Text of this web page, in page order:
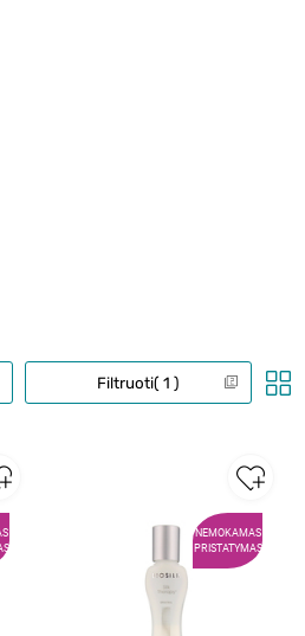
Filtruoti 1
NEMOKAMAS
PRISTATYMAS